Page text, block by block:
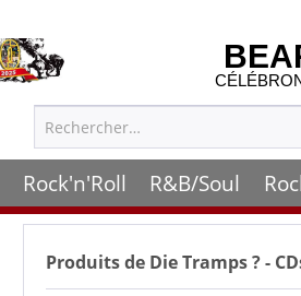
Rock'n'Roll R&B/Soul
Produits de Die Tramps? -